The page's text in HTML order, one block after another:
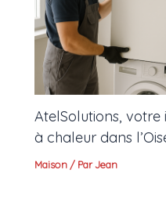
AtelSolutions,
à chaleur dans
Maison / ParJean